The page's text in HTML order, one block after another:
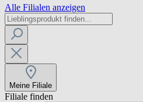
Alle Filialen anzeigen
Meine Filiale
Filiale finden